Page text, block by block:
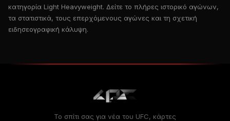
κατηγορία Light Heavyweight. Δείτε το πλήρες ιστορικό αγώνων,
τα στατιστικά, τους επερχόμενους αγώνες και τη σχετική
ειδησεογραφική κάλυψη.
Το σπίτι σας για νέα του UFC, κάρτες